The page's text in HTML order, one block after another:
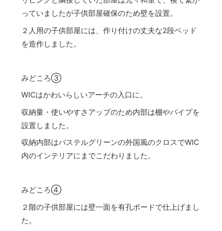
っていましたが子供部屋確保のため壁を設置。
２人用の子供部屋には、作り付けの丈夫な2段ベッド
を造作しました。
みどころ③
WICはかわいらしいアーチの入口に。
収納量・使いやすさアップのため内部は棚やパイプを
設置しました。
収納内部はパステルグリーンの外国風のクロスでWIC
内のインテリアにまでこだわりました。
みどころ④
２階の子供部屋には壁一面を有孔ボードで仕上げまし
た。